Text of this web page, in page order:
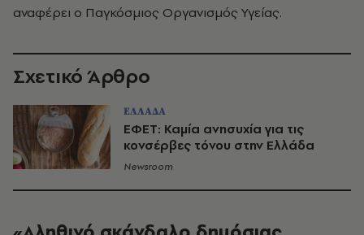
αναφέρει ο Παγκόσμιος Οργανισμός Υγείας.
Σχετικό Άρθρο
ΕΛΛΑΔΑ
ΕΦΕΤ: Καμία ανησυχία για τις
κονσέρβες τόνου στην Ελλάδα
Newsroom